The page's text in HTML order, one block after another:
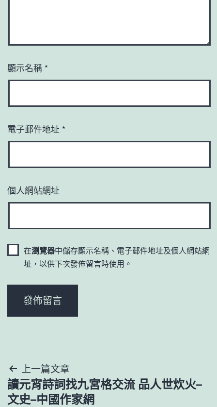
顯示名稱 *
電子郵件地址 *
個人網站網址
在瀏覽器中儲存顯示名稱、電子郵件地址及個人網站網
址，以供下次發佈留言時使用。
文
章
上一篇文章
讀元宵詩詞找九宮格交流 品人世炊火–
文史–中國作家網